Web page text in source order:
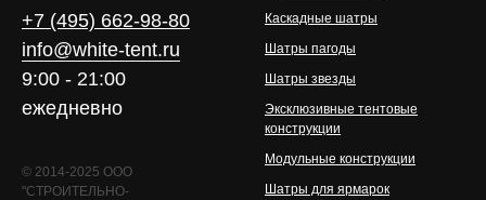
+7 (495) 662-98-80
info@white-tent.ru
9:00 - 21:00
ежедневно
© 2014-2025 ООО
"СТРОИТЕЛЬНО-
Каскадные шатры
Шатры пагоды
Шатры звезды
Эксклюзивные тентовые
конструкции
Модульные конструкции
Шатры для ярмарок